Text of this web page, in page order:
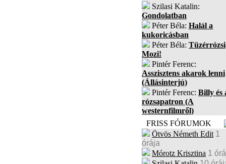
Szilasi Katalin:
Gondolatban
Péter Béla: Halál a
kukoricásban
Péter Béla:
Mozi!
Pintér Ferenc:
Asszisztens akarok lenni
(Állásinterjú)
Pintér Ferenc: Billy és
rózsapatron (A
westernfilmről)
FRISS FÓRUMOK
Ötvös Németh Edit 1
órája
Mórotz Krisztina 1